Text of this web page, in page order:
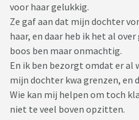
voor haar gelukkig.
Ze gaf aan dat mijn dochter
haar, en daar heb ik het al
boos ben maar onmachtig.
En ik ben bezorgt omdat er
mijn dochter kwa grenzen, en
Wie kan mij helpen om toch
niet te veel boven opzitten.